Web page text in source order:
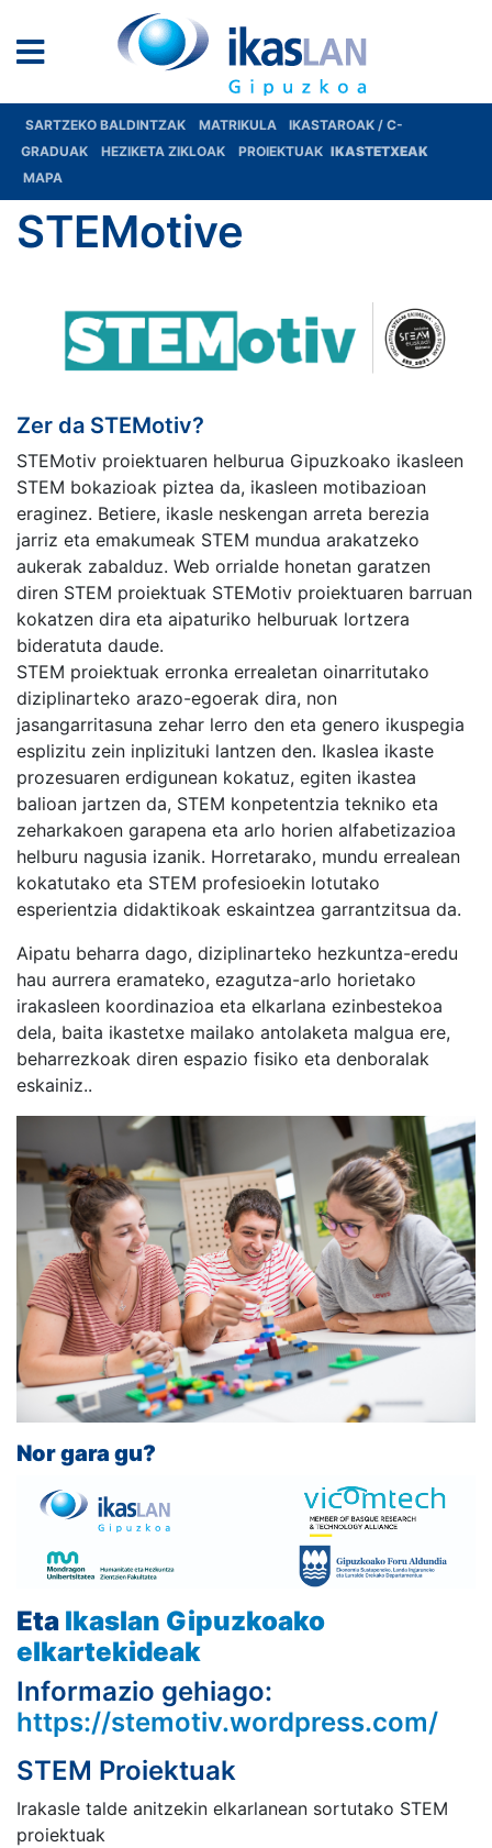
SARTZEKO BALDINTZAK MATRIKULA
IKASTAROAK / C-
GRADUAK
HEZIKETA ZIKLOAK PROIEKTUAK IKASTETXEAK
MAPA
STEMotive
Zer da STEMotiv?
STEMotiv proiektuaren helburua Gipuzkoako ikasleen
STEM bokazioak piztea da, ikasleen motibazioan
eraginez. Betiere, ikasle neskengan arreta berezia
jarriz eta emakumeak STEM mundua arakatzeko
aukerak zabalduz. Web orrialde honetan garatzen
diren STEM proiektuak STEMotiv proiektuaren barruan
kokatzen dira eta aipaturiko helburuak lortzera
bideratuta daude.
STEM proiektuak erronka errealetan oinarritutako
diziplinarteko arazo-egoerak dira, non
jasangarritasuna zehar lerro den eta genero ikuspegia
esplizitu zein inplizituki lantzen den. Ikaslea ikaste
prozesuaren erdigunean kokatuz, egiten ikastea
balioan jartzen da, STEM konpetentzia tekniko eta
zeharkakoen garapena eta arlo horien alfabetizazioa
helburu nagusia izanik. Horretarako, mundu errealean
kokatutako eta STEM profesioekin lotutako
esperientzia didaktikoak eskaintzea garrantzitsua da.
Aipatu beharra dago, diziplinarteko hezkuntza-eredu
hau aurrera eramateko, ezagutza-arlo horietako
irakasleen koordinazioa eta elkarlana ezinbestekoa
dela, baita ikastetxe mailako antolaketa malgua ere,
beharrezkoak diren espazio fisiko eta denboralak
eskainiz..
Nor gara gu?
Eta Ikaslan Gipuzkoako
elkartekideak
Informazio gehiago:
https://stemotiv.wordpress.com/
STEM Proiektuak
Irakasle talde anitzekin elkarlanean sortutako STEM
proiektuak